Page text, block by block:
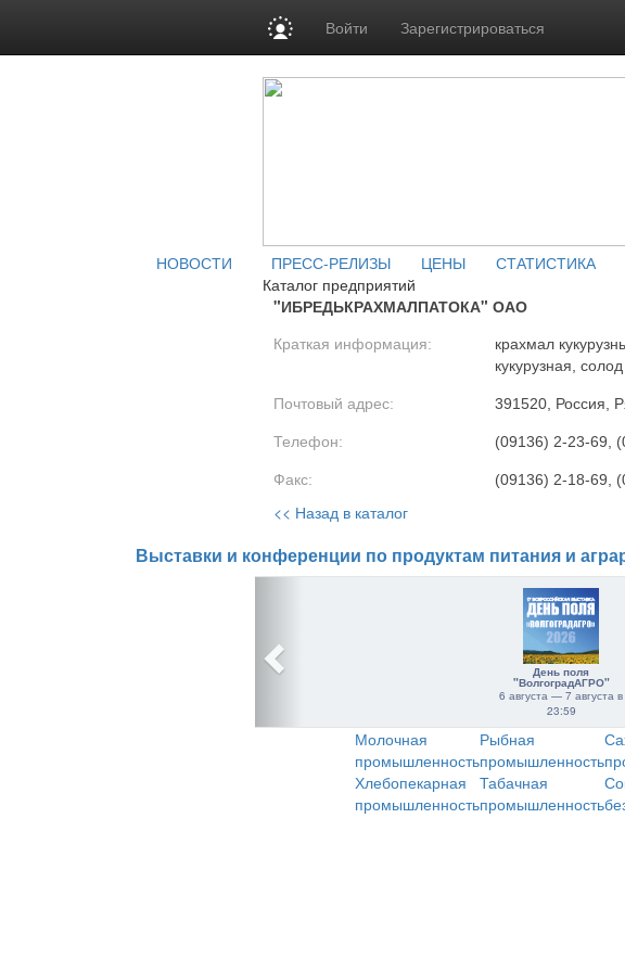
Войти Зарегистрироваться
НОВОСТИ ПРЕСС-РЕЛИЗЫ ЦЕНЫ СТАТИСТИКА
Каталог предприятий
"ИБРЕДЬКРАХМАЛПАТОКА" ОАО
Краткая информация:
крахмал
кукурузная,
Почтовый адрес: 391520, Россия,
Телефон: (09136) 2-23-69,
Факс: (09136) 2-18-69,
<< Назад в каталог
Выставки и конференции по продуктам питания и
День поля
"ВолгоградАГРО"
6 августа — 7 августа в
23:59
Молочная
промышленность
Рыбная
промышленность
Хлебопекарная
промышленность
Табачная
промышленность